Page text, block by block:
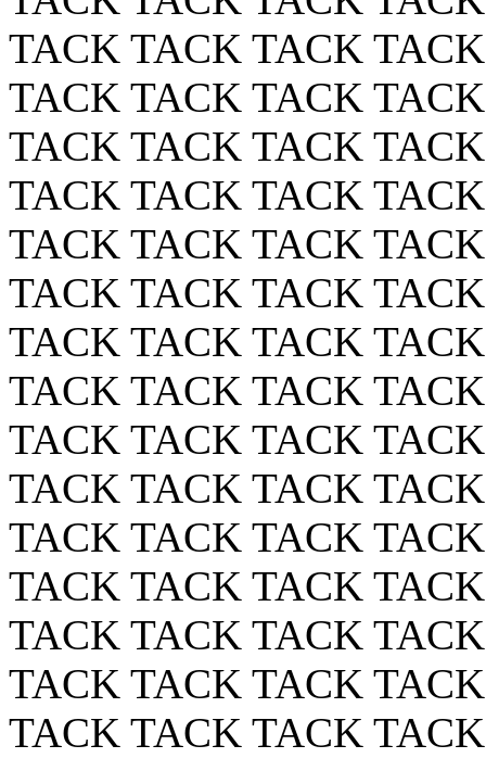
TACK TACK TACK
TACK TACK TACK
TACK TACK TACK
TACK TACK TACK
TACK TACK TACK
TACK TACK TACK
TACK TACK TACK
TACK TACK TACK
TACK TACK TACK
TACK TACK TACK
TACK TACK TACK
TACK TACK TACK
TACK TACK TACK
TACK TACK TACK
TACK TACK TACK